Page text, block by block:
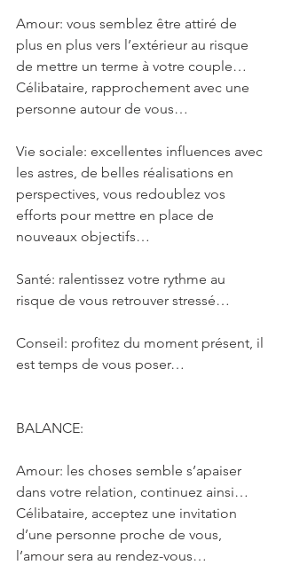
Amour: vous semblez être attiré de
plus en plus vers l’extérieur au risque
de mettre un terme à votre couple…
Célibataire, rapprochement avec une
personne autour de vous…
Vie sociale: excellentes influences avec
les astres, de belles réalisations en
perspectives, vous redoublez vos
efforts pour mettre en place de
nouveaux objectifs…
Santé: ralentissez votre rythme au
risque de vous retrouver stressé…
Conseil: profitez du moment présent, il
est temps de vous poser…
BALANCE:
Amour: les choses semble s’apaiser
dans votre relation, continuez ainsi…
Célibataire, acceptez une invitation
d’une personne proche de vous,
l’amour sera au rendez-vous…